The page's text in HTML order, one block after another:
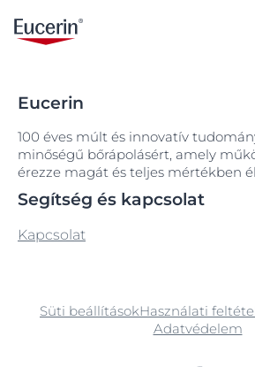
Eucerin
100 éves múlt és innovatív
minőségű bőrápolásért, amely
érezze magát és teljes mértékben
Segítség és kapcsolat
Kapcsolat
Süti beállításokHasználati
Adatvédelem